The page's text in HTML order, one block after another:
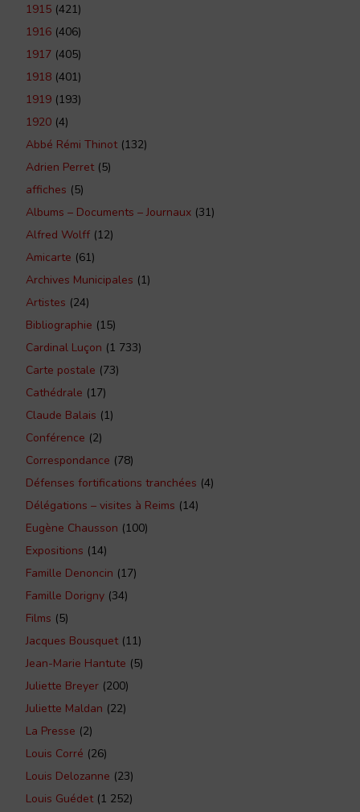
1915 (421)
1916 (406)
1917 (405)
1918 (401)
1919 (193)
1920 (4)
Abbé Rémi Thinot(132)
Adrien Perret(5)
affiches (5)
Albums – Documents – Journaux (31)
Alfred Wolff (12)
Amicarte (61)
Archives Municipales (1)
Artistes (24)
Bibliographie (15)
Cardinal Luçon (1 733)
Carte postale (73)
Cathédrale (17)
Claude Balais (1)
Conférence (2)
Correspondance (78)
Défenses fortifications tranchées (4)
Délégations – visites à Reims (14)
Eugène Chausson (100)
Expositions (14)
Famille Denoncin (17)
Famille Dorigny (34)
Films (5)
Jacques Bousquet(11)
Jean-Marie Hantute (5)
Juliette Breyer (200)
Juliette Maldan (22)
La Presse (2)
Louis Corré (26)
Louis Delozanne (23)
Louis Guédet(1 252)